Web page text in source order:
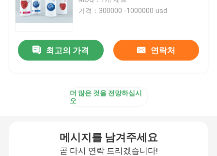
기계류를 만드는 사용 캔
케케묵은 주석은 성형기 할 수있
캡 기계에서 떨어져 뒤틀리세요
가격：300000 -1000000 usd
최고의 가격 연락처
더 많은 것을 전망하십시
오
메시지를 남겨주세요
곧 다시 연락 드리겠습니다!